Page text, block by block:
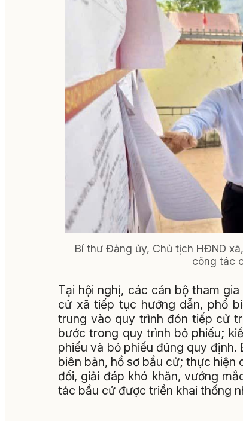
Bí thư Đảng ủy, Chủ tịch HĐND
công tác
Tại hội nghị, các cán bộ tham
cử xã tiếp tục hướng dẫn, phổ
trung vào quy trình đón tiếp cử
bước trong quy trình bỏ phiếu;
phiếu và bỏ phiếu đúng quy
biên bản, hồ sơ bầu cử; thực
đổi, giải đáp khó khăn, vướng
tác bầu cử được triển khai thống